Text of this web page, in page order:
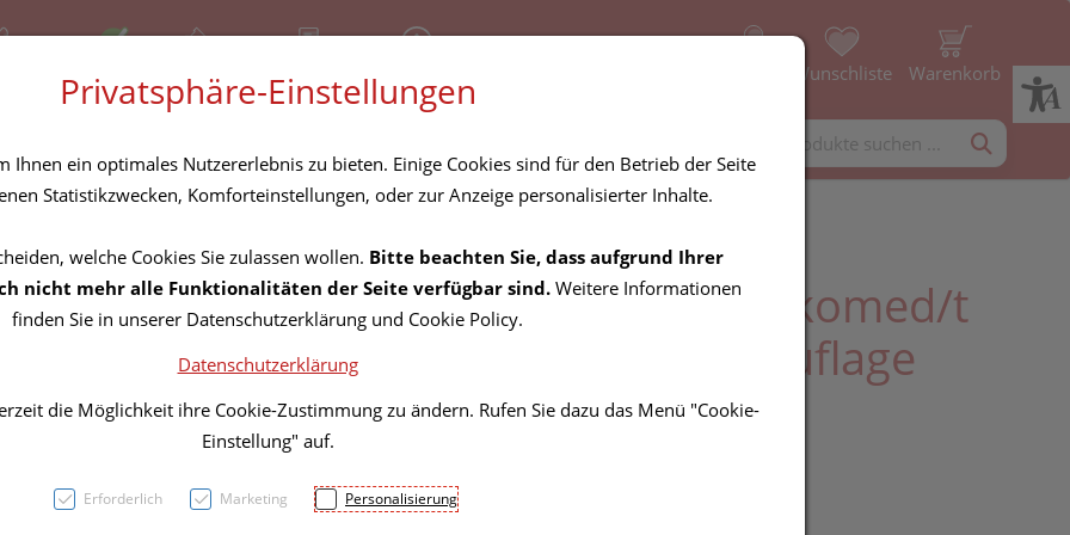
Offen Über uns Rezept-Anfrage Wunschliste Warenkorb
Wundverband Leukomed/t
Folienverband/o.auflage
Steril 8x10cm 50st
PZN: 3072744
Privatsphäre-Einstellungen
Ihnen ein optimales Nutzererlebnis zu bieten. Einige Cookies sind für den Betrieb der Seite
Statistikzwecken, Komforteinstellungen, oder zur Anzeige personalisierter Inhalte.
welche Cookies Sie zulassen wollen. Bitte beachten Sie, dass aufgrund Ihrer
nicht mehr alle Funktionalitäten der Seite verfügbar sind. Weitere Informationen
finden Sie in unserer Datenschutzerklärung und Cookie Policy.
Datenschutzerklärung
die Möglichkeit ihre Cookie-Zustimmung zu ändern. Rufen Sie dazu das Menü "Cookie-
Einstellung" auf.
Erforderlich Marketing Personalisierung